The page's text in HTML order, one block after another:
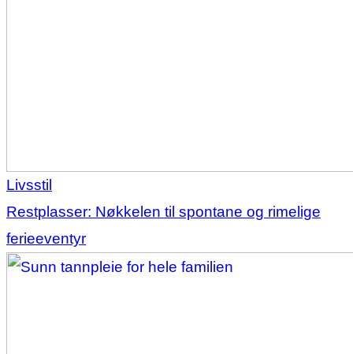
Livsstil
Restplasser: Nøkkelen til spontane og rimelige
ferieeventyr